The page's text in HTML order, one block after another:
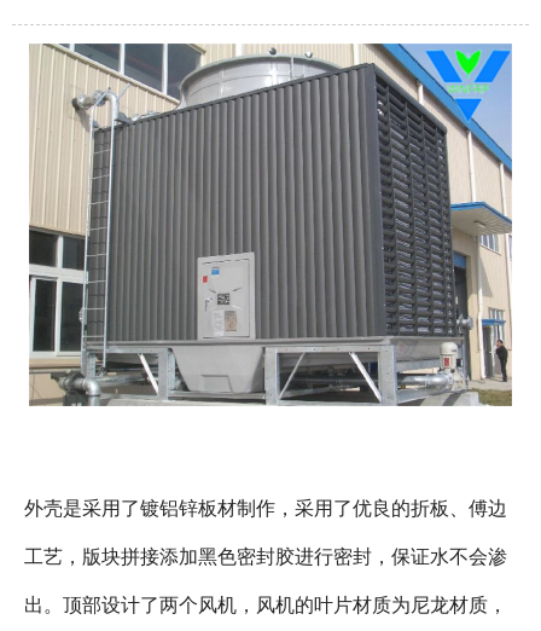
外壳是采用了镀铝锌板材制作，采用了优良的折板、傅边
工艺，版块拼接添加黑色密封胶进行密封，保证水不会渗
出。顶部设计了两个风机，风机的叶片材质为尼龙材质，